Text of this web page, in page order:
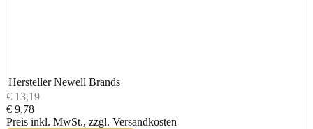
Hersteller Newell Brands
€ 13,19
€ 9,78
Preis inkl. MwSt., zzgl. Versandkosten